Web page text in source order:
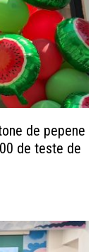
de pepene
de teste de